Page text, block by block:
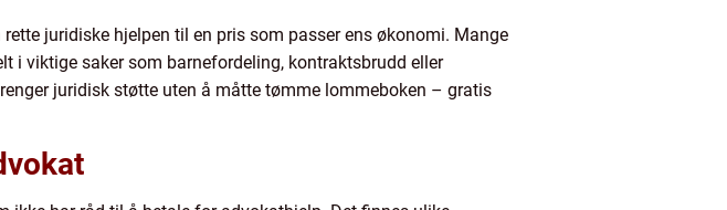
juridiske hjelpen til en pris som passer ens økonomi. Mange
i viktige saker som barnefordeling, kontraktsbrudd eller
juridisk støtte uten å måtte tømme lommeboken – gratis